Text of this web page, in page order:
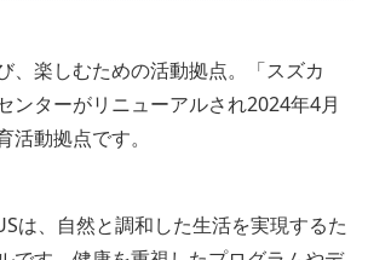
、楽しむための活動拠点。「スズカ
ンターがリニューアルされ2024年4月
活動拠点です。
は、自然と調和した生活を実現するた